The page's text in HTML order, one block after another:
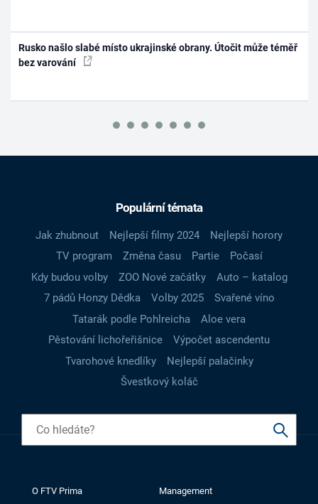
Rusko našlo slabé místo ukrajinské obrany. Útočit může téměř
bez varování
Populární témata
Jak zhubnout Nejlepší filmy 2024
Nejlepší horory
TV program
Změna času Partie
Počasí
Kdy budou volby
ZOO Nové začátky
Auto – katalog
7 pádů Honzy Dědka
Volby 2025
Svařené víno
Tatarák podle Pohlreicha
Aloe vera
Pěstování lichořeřišnice
Výpočet ascendentu
Tvarohové knedlíky
Nejlepší palačinky
Švestkový koláč
O FTV Prima Management